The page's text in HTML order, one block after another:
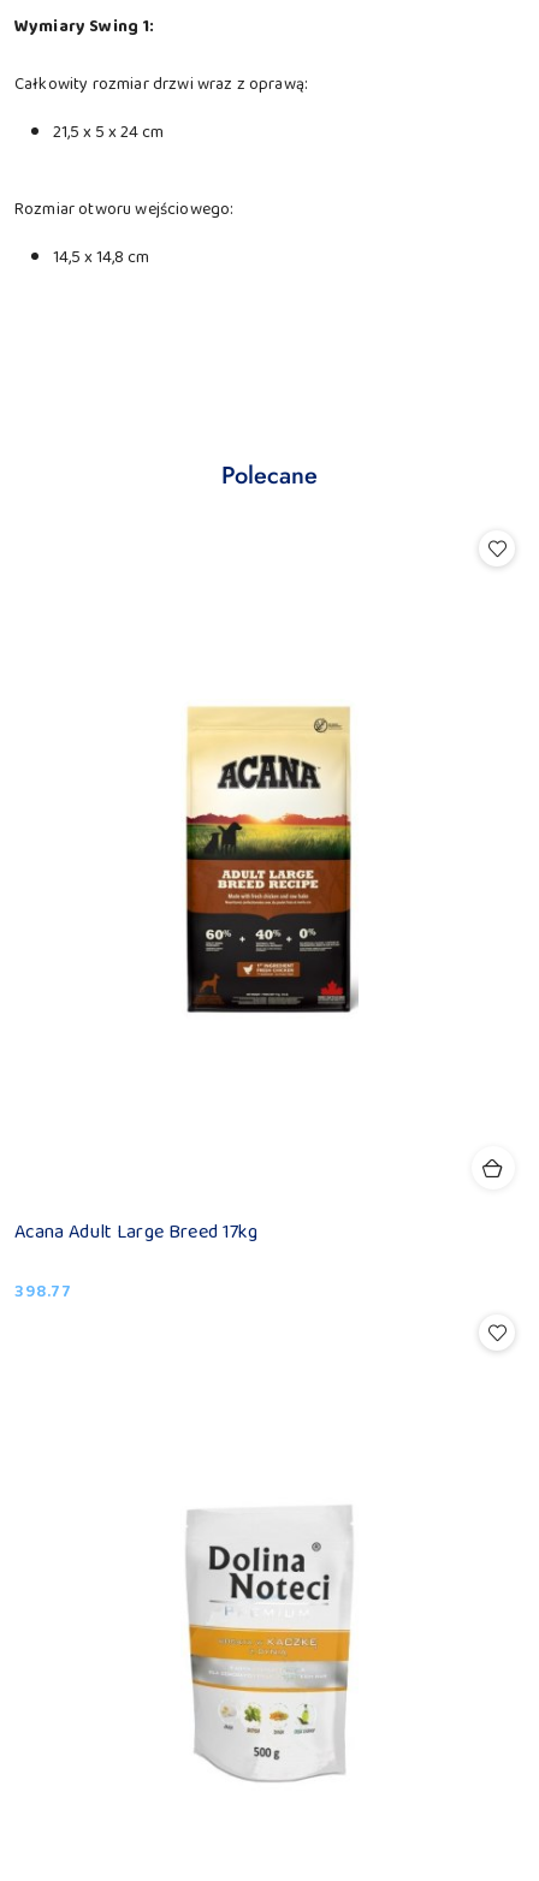
Wymiary Swing 1:
Całkowity rozmiar drzwi wraz z oprawą:
21,5 x 5 x 24 cm
Rozmiar otworu wejściowego:
14,5 x 14,8 cm
Pomiń karuzelę produktów
Produkty
Polecane
Acana Adult Large Breed 17kg
Cena:
398.77